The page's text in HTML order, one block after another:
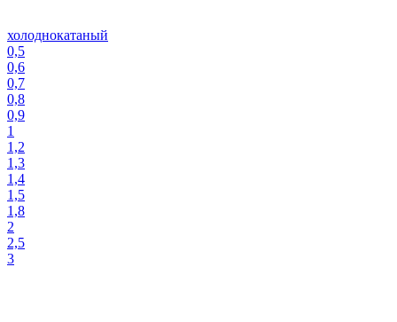
холоднокатаный
0,5
0,6
0,7
0,8
0,9
1
1,2
1,3
1,4
1,5
1,8
2
2,5
3